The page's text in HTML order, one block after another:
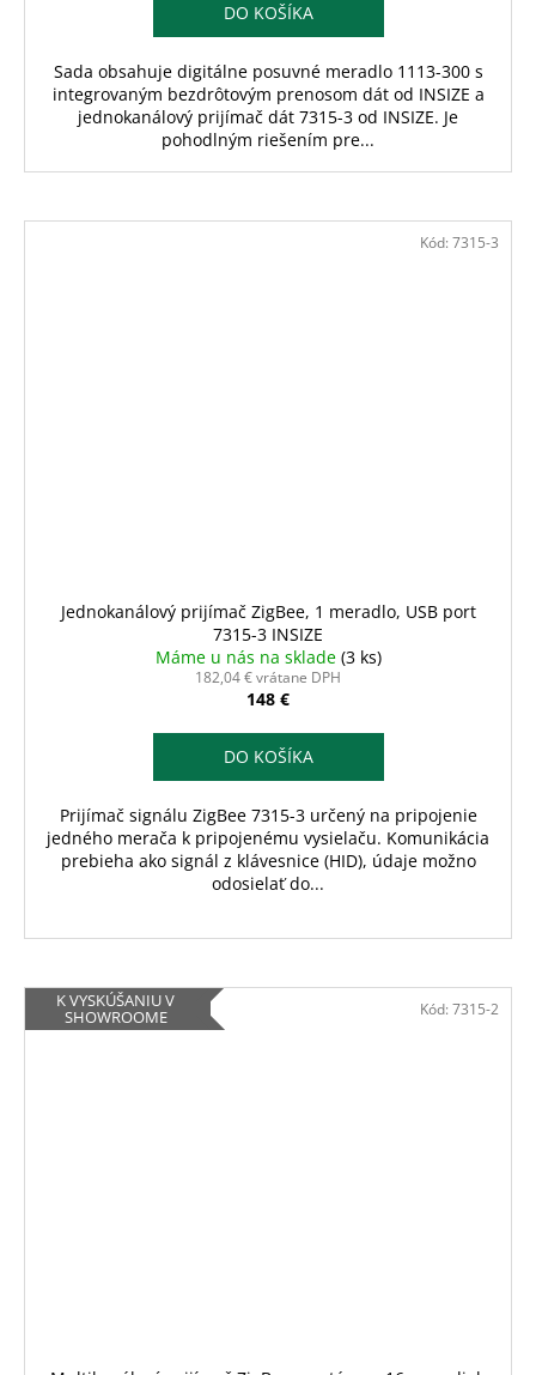
DO KOŠÍKA
Sada obsahuje digitálne posuvné meradlo 1113-300 s
integrovaným bezdrôtovým prenosom dát od INSIZE a
jednokanálový prijímač dát 7315-3 od INSIZE. Je
pohodlným riešením pre...
Jednokanálový prijímač ZigBee, 1 meradlo, USB port
7315-3 INSIZE
Máme u nás na sklade (3 ks)
182,04 € vrátane DPH
148 €
DO KOŠÍKA
Prijímač signálu ZigBee 7315-3 určený na pripojenie
jedného merača k pripojenému vysielaču. Komunikácia
prebieha ako signál z klávesnice (HID), údaje možno
odosielať do...
Kód: 7315-3
K VYSKÚŠANIU V
SHOWROOME Kód: 7315-2